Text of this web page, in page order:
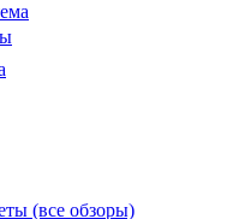
(все обзоры)